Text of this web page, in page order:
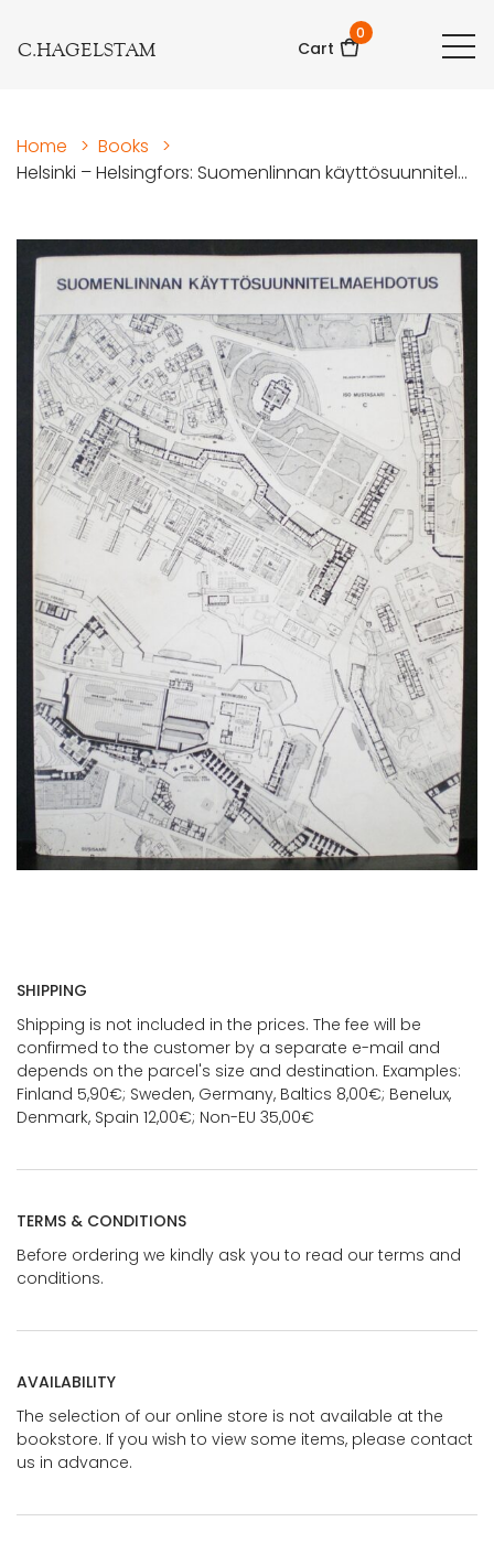
C.HAGELSTAM Cart
0
Home > Books
>
Helsinki – Helsingfors: Suomenlinnan käyttösuunnitel...
SHIPPING
Shipping is not included in the prices. The fee will be
confirmed to the customer by a separate e-mail and
depends on the parcel's size and destination. Examples:
Finland 5,90€; Sweden, Germany, Baltics 8,00€; Benelux,
Denmark, Spain 12,00€; Non-EU 35,00€
TERMS & CONDITIONS
Before ordering we kindly ask you to read our terms and
conditions.
AVAILABILITY
The selection of our online store is not available at the
bookstore. If you wish to view some items, please contact
us in advance.